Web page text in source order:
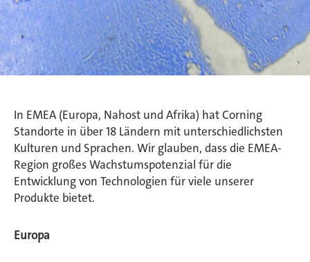
In EMEA (Europa, Nahost und Afrika) hat Corning
Standorte in über 18 Ländern mit unterschiedlichsten
Kulturen und Sprachen. Wir glauben, dass die EMEA-
Region großes Wachstumspotenzial für die
Entwicklung von Technologien für viele unserer
Produkte bietet.
Europa